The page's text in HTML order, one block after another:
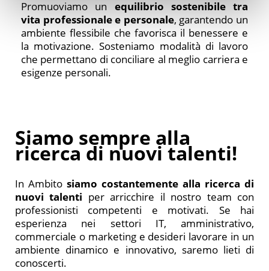
Promuoviamo un equilibrio sostenibile tra
vita professionale e personale, garantendo un
ambiente flessibile che favorisca il benessere e
la motivazione. Sosteniamo modalità di lavoro
che permettano di conciliare al meglio carriera e
esigenze personali.
Siamo sempre alla
ricerca di nuovi talenti!
In Ambito siamo costantemente alla ricerca di
nuovi talenti per arricchire il nostro team con
professionisti competenti e motivati. Se hai
esperienza nei settori IT, amministrativo,
commerciale o marketing e desideri lavorare in un
ambiente dinamico e innovativo, saremo lieti di
conoscerti.